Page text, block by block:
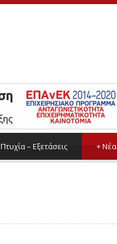
Πτυχία – Εξετάσεις Νέα
+